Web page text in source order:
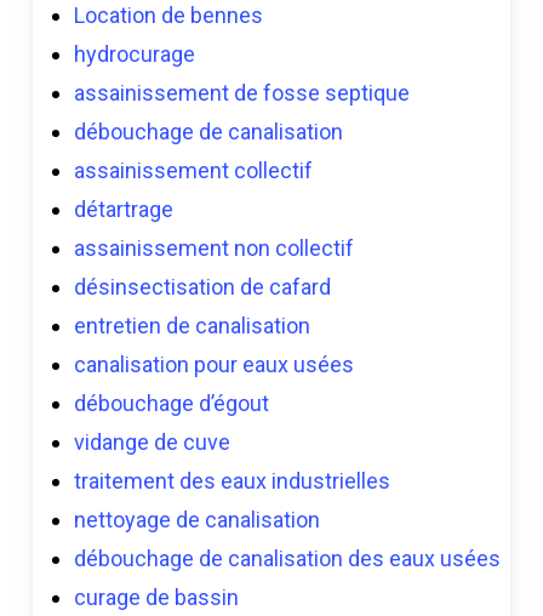
Location de bennes
hydrocurage
assainissement de fosse septique
débouchage de canalisation
assainissement collectif
détartrage
assainissement non collectif
désinsectisation de cafard
entretien de canalisation
canalisation pour eaux usées
débouchage d’égout
vidange de cuve
traitement des eaux industrielles
nettoyage de canalisation
débouchage de canalisation des eaux usées
curage de bassin